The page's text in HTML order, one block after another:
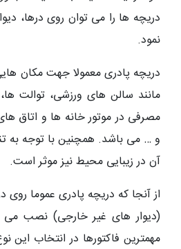
دریچه ها را می توان روی درها،
نمود.
دریچه پادری معمولا جهت مکان
مانند سالن های ورزشی، توالت
مصرفی در موتور خانه ها و اتاق
و … می باشد. همچنین با توجه به
آن در زیبایی محیط نیز موثر است.
از آنجا که دریچه پادری عموما روی
(دیوار های غیر خارجی) نصب می
مهمترین فاکتورها در انتخاب این